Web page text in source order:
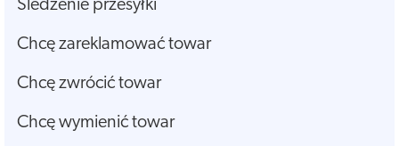
Śledzenie przesyłki
Chcę zareklamować towar
Chcę zwrócić towar
Chcę wymienić towar